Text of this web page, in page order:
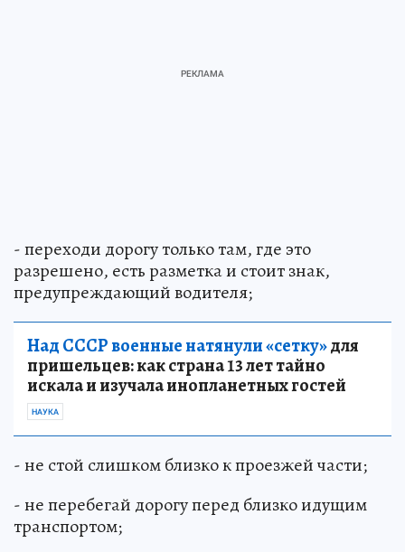
- переходи дорогу только там, где это
разрешено, есть разметка и стоит знак,
предупреждающий водителя;
Над СССР военные натянули «сетку»для
пришельцев: как страна 13 лет тайно
искала и изучала инопланетных гостей
НАУКА
- не стой слишком близко к проезжей части;
- не перебегай дорогу перед близко идущим
транспортом;